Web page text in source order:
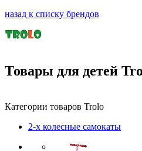
назад к списку брендов
Товары для детей
Категории товаров Trolo
2-х колесные самокаты